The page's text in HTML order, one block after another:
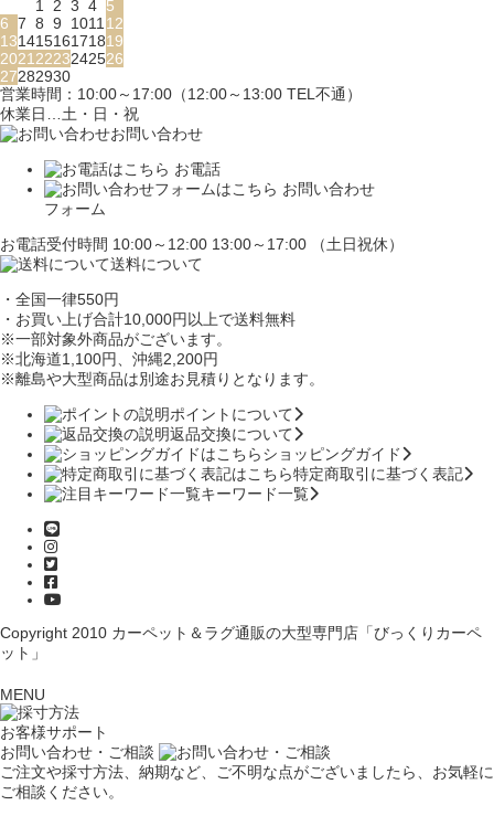
1 2 3 4 5
6 7 8 9 1011 12
13141516171819
2021 2223242526
27282930
営業時間：10:00～17:00（12:00～13:00 TEL不通）
休業日…土・日・祝
お問い合わせ
お電話
お問い合わせ
フォーム
お電話受付時間 10:00～12:00 13:00～17:00 （土日祝休）
送料について
・全国一律550円
・お買い上げ合計10,000円以上で送料無料
※一部対象外商品がございます。
※北海道1,100円 、沖縄2,200円
※離島や大型商品は別途お見積りとなります。
ポイントについて
返品交換について
ショッピングガイド
特定商取引に基づく表記
キーワード一覧
Copyright 2010 カーペット＆ラグ通販の大型専門店「びっくりカーペ
ット」
MENU
お客様サポート
お問い合わせ・ご相談
ご注文や採寸方法、納期など、ご不明な点がございましたら、お気軽に
ご相談ください。